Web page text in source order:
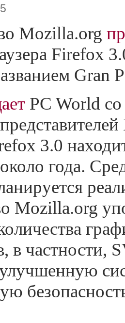
Mozilla.org
Firefox
Gran
PC World
3.0
года.
Mozilla.org
в частности,